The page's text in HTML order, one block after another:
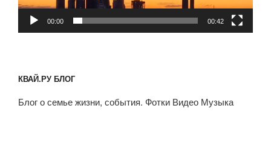
00:00 00:42
КВАЙ.РУ БЛОГ
Блог о семье жизни, события. Фотки Видео Музыка